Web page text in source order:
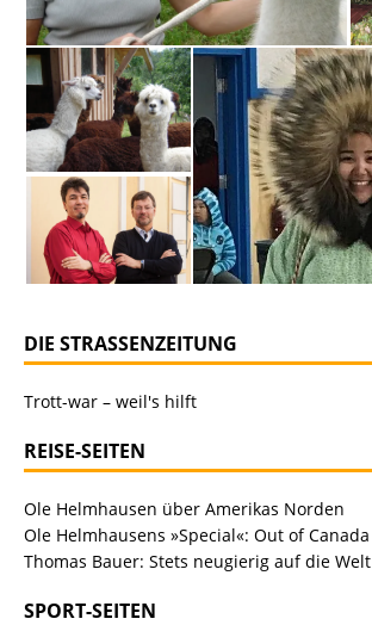
DIE STRASSENZEITUNG
Trott-war – weil's hilft
REISE-SEITEN
Ole Helmhausen über Amerikas Norden
Ole Helmhausens »Special«: Out of Canada
Thomas Bauer: Stets neugierig auf die Welt
SPORT-SEITEN